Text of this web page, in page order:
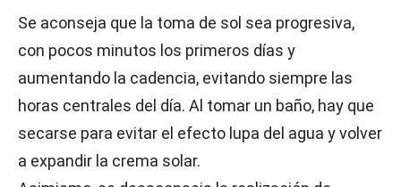
Se aconseja que la toma de sol sea progresiva,
con pocos minutos los primeros días y
aumentando la cadencia, evitando siempre las
horas centrales del día. Al tomar un baño, hay que
secarse para evitar el efecto lupa del agua y volver
a expandir la crema solar.